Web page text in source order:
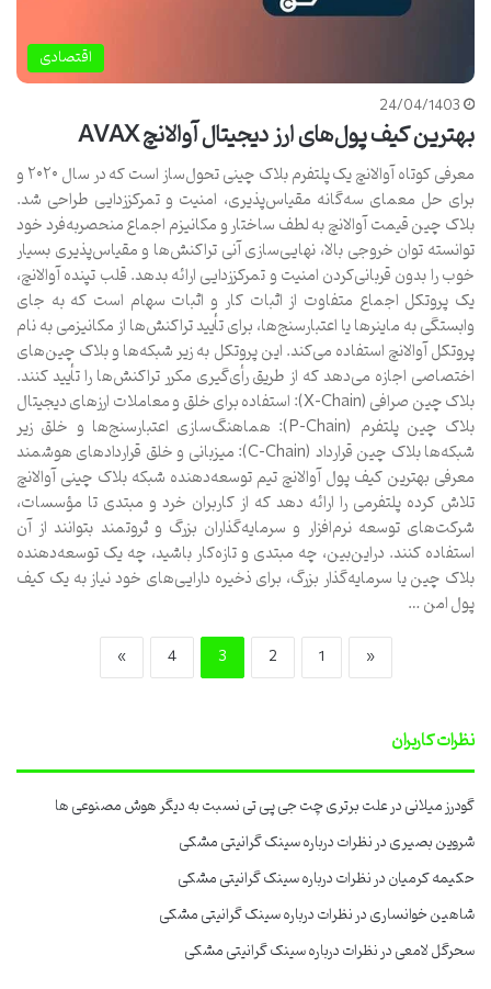
اقتصادی
24/04/1403
بهترین کیف پول‌های ارز دیجیتال آوالانچ AVAX
معرفی کوتاه آوالانچ یک پلتفرم بلاک چینی تحول‌ساز است که در سال ۲۰۲۰ و
برای حل معمای سه‌گانه مقیاس‌پذیری، امنیت و تمرکززدایی طراحی شد.
بلاک چین قیمت آوالانچ به لطف ساختار و مکانیزم اجماع منحصربه‌فرد خود
توانسته توان خروجی بالا، نهایی‌سازی آنی تراکنش‌ها و مقیاس‌پذیری بسیار
خوب را بدون قربانی‌کردن امنیت و تمرکززدایی ارائه بدهد. قلب تپنده آوالانچ،
یک پروتکل اجماع متفاوت از اثبات کار و اثبات سهام است که به جای
وابستگی به ماینرها یا اعتبارسنج‌ها، برای تأیید تراکنش‌ها از مکانیزمی به نام
پروتکل آوالانچ استفاده می‌کند. این پروتکل به زیر شبکه‌ها و بلاک چین‌های
اختصاصی اجازه می‌دهد که از طریق رأی‌گیری مکرر تراکنش‌ها را تأیید کنند.
بلاک چین صرافی (X-Chain): استفاده برای خلق و معاملات ارزهای دیجیتال
بلاک چین پلتفرم (P-Chain): هماهنگ‌سازی اعتبارسنج‌ها و خلق زیر
شبکه‌ها بلاک چین قرارداد (C-Chain): میزبانی و خلق قراردادهای هوشمند
معرفی بهترین کیف پول آوالانچ تیم توسعه‌دهنده شبکه بلاک چینی آوالانچ
تلاش کرده پلتفرمی را ارائه دهد که از کاربران خرد و مبتدی تا مؤسسات،
شرکت‌های توسعه نرم‌افزار و سرمایه‌گذاران بزرگ و ثروتمند بتوانند از آن
استفاده کنند. دراین‌بین، چه مبتدی و تازه‌کار باشید، چه یک توسعه‌دهنده
بلاک چین یا سرمایه‌گذار بزرگ، برای ذخیره دارایی‌های خود نیاز به یک کیف
پول امن …
«
1
2
3
4
»
نظرات کاربران
گودرز میلانیدرعلت برتری چت جی پی تی نسبت به دیگر هوش مصنوعی ها
شروین بصیریدرنظرات درباره سینک گرانیتی مشکی
حکیمه کرمیاندرنظرات درباره سینک گرانیتی مشکی
شاهین خوانساریدرنظرات درباره سینک گرانیتی مشکی
سحرگل لامعیدرنظرات درباره سینک گرانیتی مشکی